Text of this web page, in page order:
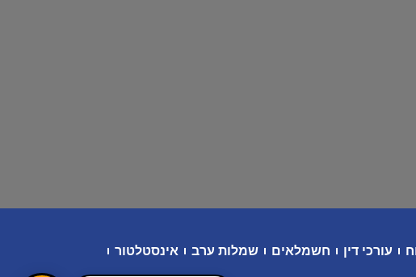
עורכי דין חשמלאים שמלות ערב
אינסטלטור